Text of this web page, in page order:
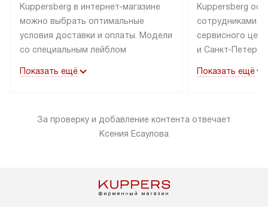
Kuppersberg в интернет-магазине
можно выбрать оптимальные
условия доставки и оплаты. Модели
со специальным лейблом
в пределах МКАД до подъезда,
«в наличии» может быть отправлен
покупателю в течение трех дней.
через транспортную компанию.
После 100% предоплаты наша
Показать ещё
Kuppersberg
сотрудниками
сервисного
и Санкт-
подключается к
за пределы
Показать ещё
За проверку и добавление контента отвечает
Ксения Есаулова